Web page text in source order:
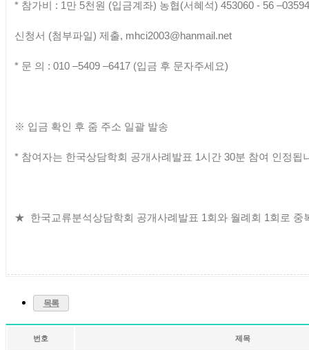
* 참가비 : 1 만 5천원 (입금계좌) 농협(서혜석) 453060 - 56 –
신청서 (첨부파일) 제출, mhci2003@hanmail.net
* 문 의 : 010 –5409 –6417 (입금 후 문자주세요)
※ 입금 확인 후 줌 주소 일괄 발송
* 참여자는 한국상담학회 공개사례발표 1 시간 30분 참여 인정됩
★ 한국교류분석상담학회 공개사례발표 1회와 월례회 1회로 중
목록
번호 제목